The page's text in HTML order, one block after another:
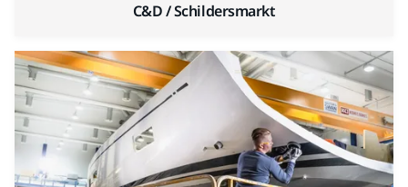
C&D / Schildersmarkt